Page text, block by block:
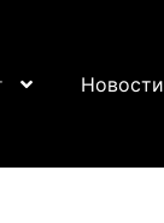
Новости